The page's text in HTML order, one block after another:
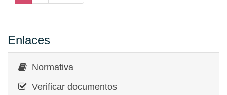
Enlaces
Normativa
Verificar documentos